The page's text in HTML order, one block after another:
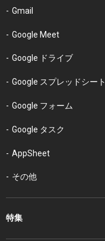
Gmail
Google Meet
Google ドライブ
Google スプレッドシート
Google フォーム
Google タスク
AppSheet
その他
特集